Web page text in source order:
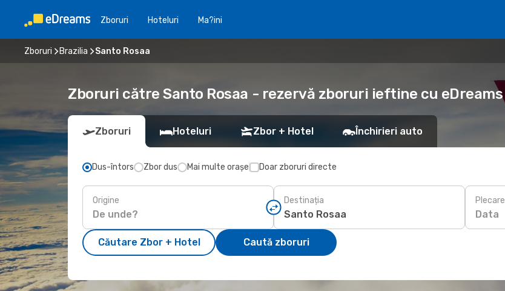
Zboruri Hoteluri Ma?ini
Zboruri Brazilia Santo Rosaa
Zboruri către Santo Rosaa - rezervă zboruri ieftine cu eDreams
Zboruri Hoteluri Zbor + Hotel Închirieri auto
Dus-întors Zbor dus Mai multe orașe Doar zboruri directe
Origine Destinația Plecare
Data
Căutare Zbor + Hotel Caută zboruri